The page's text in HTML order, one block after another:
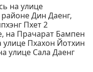
на улице
Дин Даенг,
Пхет 2
на Прачарат Бампен
улице Пхахон Йотхин
улице Сала Даенг